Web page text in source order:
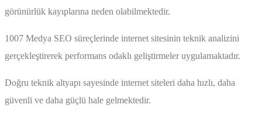
görünürlük kayıplarına neden olabilmektedir.
1007 Medya SEO süreçlerinde internet sitesinin teknik analizini
gerçekleştirerek performans odaklı geliştirmeler uygulamaktadır.
Doğru teknik altyapı sayesinde internet siteleri daha hızlı, daha
güvenli ve daha güçlü hale gelmektedir.